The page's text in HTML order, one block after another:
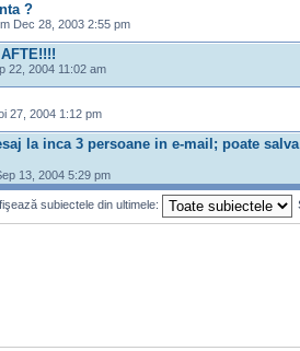
?
Dec 28, 2003 2:55 pm
22, 2004 11:02 am
27, 2004 1:12 pm
la inca 3 persoane in e-mail; poate
13, 2004 5:29 pm
subiectele din ultimele: